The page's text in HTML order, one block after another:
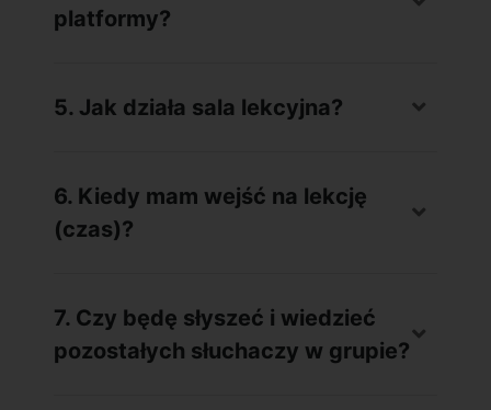
platformy?
5. Jak działa sala lekcyjna?
6. Kiedy mam wejść na lekcję
(czas)?
7. Czy będę słyszeć i wiedzieć
pozostałych słuchaczy w grupie?